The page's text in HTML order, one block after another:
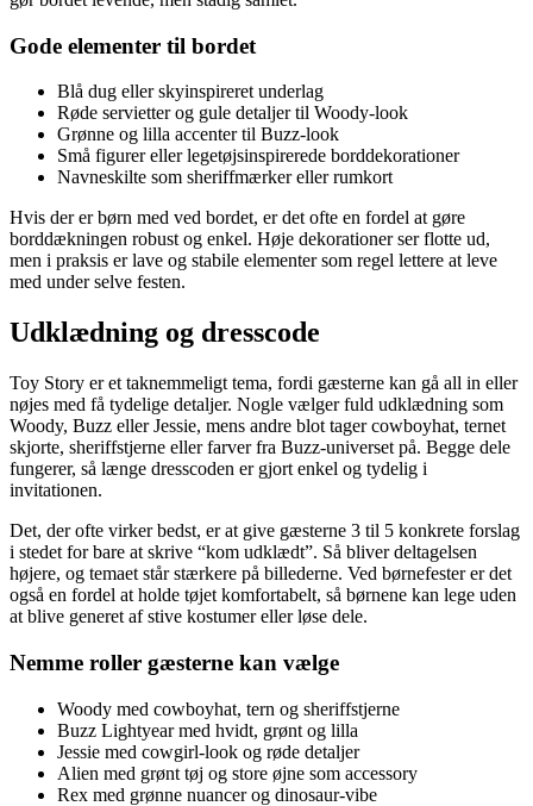
Gode elementer til bordet
Blå dug eller skyinspireret underlag
Røde servietter og gule detaljer til Woody-look
Grønne og lilla accenter til Buzz-look
Små figurer eller legetøjsinspirerede borddekorationer
Navneskilte som sheriffmærker eller rumkort
Hvis der er børn med ved bordet, er det ofte en fordel at gøre
borddækningen robust og enkel. Høje dekorationer ser flotte ud,
men i praksis er lave og stabile elementer som regel lettere at leve
med under selve festen.
Udklædning og dresscode
Toy Story er et taknemmeligt tema, fordi gæsterne kan gå all in eller
nøjes med få tydelige detaljer. Nogle vælger fuld udklædning som
Woody, Buzz eller Jessie, mens andre blot tager cowboyhat, ternet
skjorte, sheriffstjerne eller farver fra Buzz-universet på. Begge dele
fungerer, så længe dresscoden er gjort enkel og tydelig i
invitationen.
Det, der ofte virker bedst, er at give gæsterne 3 til 5 konkrete forslag
i stedet for bare at skrive “kom udklædt”. Så bliver deltagelsen
højere, og temaet står stærkere på billederne. Ved børnefester er det
også en fordel at holde tøjet komfortabelt, så børnene kan lege uden
at blive generet af stive kostumer eller løse dele.
Nemme roller gæsterne kan vælge
Woody med cowboyhat, tern og sheriffstjerne
Buzz Lightyear med hvidt, grønt og lilla
Jessie med cowgirl-look og røde detaljer
Alien med grønt tøj og store øjne som accessory
Rex med grønne nuancer og dinosaur-vibe